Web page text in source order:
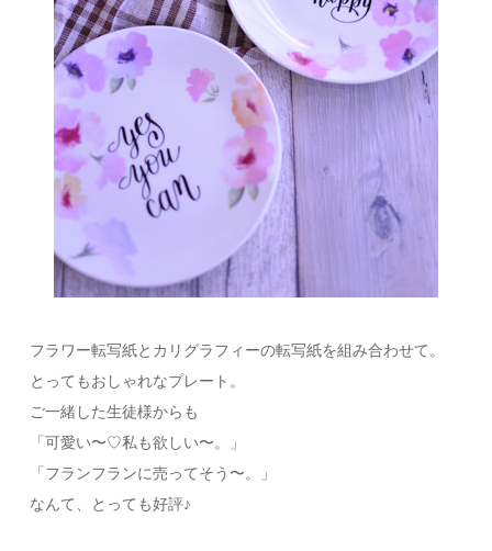
フラワー転写紙とカリグラフィーの転写紙を組み合わせて。
とってもおしゃれなプレート。
ご一緒した生徒様からも
「可愛い〜♡私も欲しい〜。」
「フランフランに売ってそう〜。」
なんて、とっても好評♪